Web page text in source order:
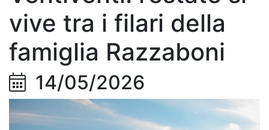
vive tra i filari della
famiglia Razzaboni
14/05/2026